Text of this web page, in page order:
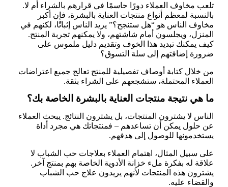
تلعب مخاوف العملاء دورًا حاسمًا في قرارهم بالشراء أم لا.
بالنسبة لمعظم أنواع منتجات العناية بالبشرة، فإن أكبر
مخاوف الناس هو “هل ستنجح؟” يريد الناس إثباتًا، لكنهم في
المنزل، ويجلسون أمام شاشتهم، ولا يمكنهم تجربة المنتج.
كيف يمكنك تبديد هذا الخوف وتقديم دليل ملموس على
ضرورة إضافتهم إلى سلة التسوق؟
من خلال كتابة أوصاف تفصيلية للمنتج تعالج جميع اعتراضات
العملاء المحتملة، ستشجعهم على الشراء بثقة.
ما هي نتيجة منتجات العناية بالبشرة الخاصة بك؟
الناس لا يشترون المنتجات، بل يشترون النتائج. يبحث العملاء
عن حلول يمكن أن تساعدهم – فمنتجاتك هي مجرد أداة
يستخدمونها للوصول إلى هدفهم.
على سبيل المثال، اهتمام العملاء بعلاجات حب الشباب لا
علاقة له بفكرة ملء خزانة الأدوية الخاصة بهم بمنتج آخر.
يشترون هذه المنتجات لأنهم يريدون علاج حب الشباب
والقضاء عليه.